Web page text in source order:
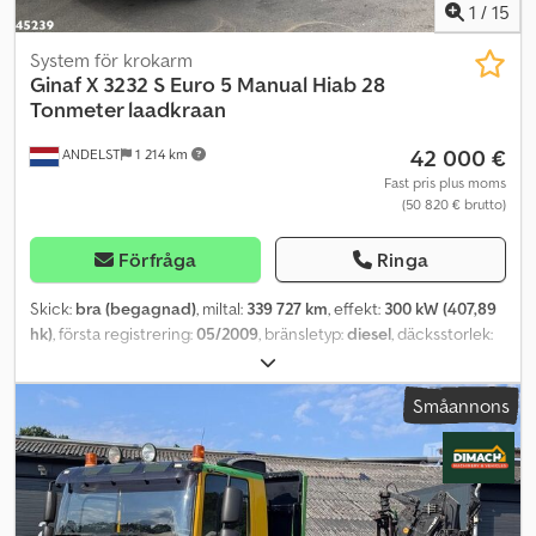
1 / 15
ANDELST 1 214 km
System för krokarm
GinafX 3232 S Euro 5 Manual Hiab 28
Tonmeter laadkraan
42 000 €
Fast pris plus moms
(50 820 € brutto)
Förfråga Ringa
Skick: bra (begagnad), miltal: 339 727 km, effekt: 300 kW (407,89
hk), första registrering:05/2009, bränsletyp:diesel, däcksstorlek:
6x4
diesel, förarhytt:dagskåp, växeltyp:mekanisk, emissionsklass:
Euro 5
, total längd: 9 500 mm, total
bredd:2 550 mm , total höjd: 3 600 mm
, tillåten axelbelastning
(axel 1):9 000 kg, tillåten axellast (axel 2):11 500 kg, tillåten axellast
(axel 3):11 500 kg, Tillverkningsår:2009, Utrustning:ABS,
differentialspärr, elektrisk fönsterhiss, farthållare, kran,
Småannons